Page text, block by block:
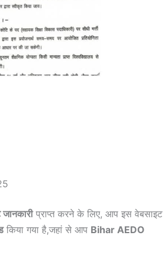
प्राप्त करने के लिए, आप इस वेबसाइट
किया गया है,जहां से आप Bihar AEDO